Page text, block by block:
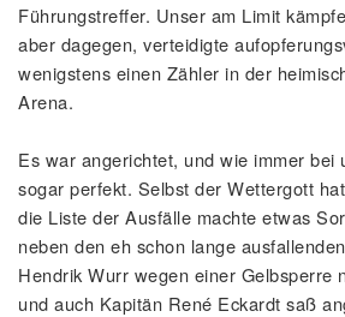
Führungstreffer. Unser am Limit
aber dagegen, verteidigte
wenigstens einen Zähler in der
Arena.
Es war angerichtet, und wie immer bei
sogar perfekt. Selbst der Wettergott
die Liste der Ausfälle machte etwas
neben den eh schon lange
Hendrik Wurr wegen einer Gelbsperre
und auch Kapitän René Eckardt saß